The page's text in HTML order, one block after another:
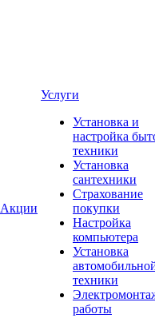
Акции
Услуги
Установка и
настройка
техники
Установка
сантехники
Страхование
покупки
Настройка
компьютера
Установка
техники
работы